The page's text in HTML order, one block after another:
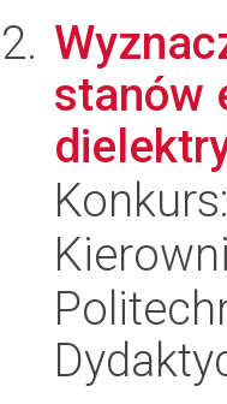
stanów
Konkurs: